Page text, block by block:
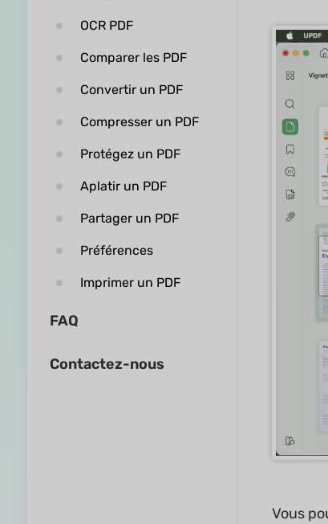
OCR PDF
Comparer les PDF
Convertir un PDF
Compresser un PDF
Protégez un PDF
Aplatir un PDF
Partager un PDF
Préférences
Imprimer un PDF
FAQ
Contactez-nous
Vous